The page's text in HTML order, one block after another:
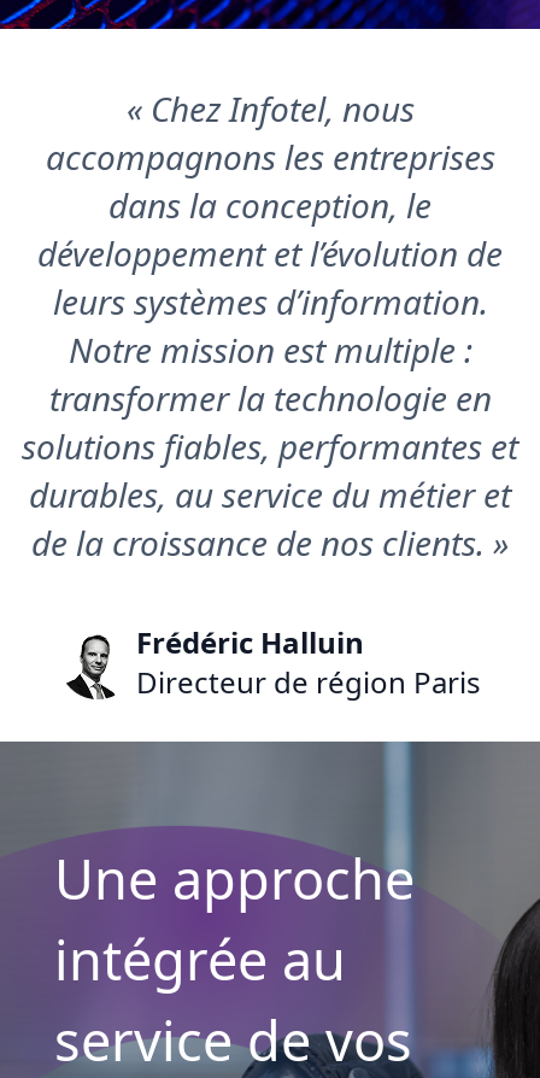
« Chez Infotel, nous
accompagnons les entreprises
dans la conception, le
développement et l’évolution de
leurs systèmes d’information.
Notre mission est multiple :
transformer la technologie en
solutions fiables, performantes et
durables, au service du métier et
de la croissance de nos clients. »
Frédéric Halluin
Directeur de région Paris
Une approche
intégrée au
service de vos